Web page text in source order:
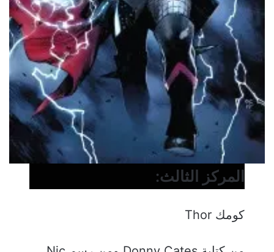
المركز الثالث:
كومك Thor